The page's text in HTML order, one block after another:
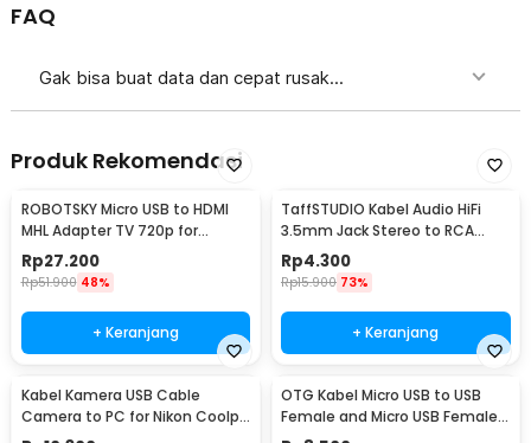
FAQ
Gak bisa buat data dan cepat rusak...
Produk Rekomendasi
ROBOTSKY Micro USB to HDMI
MHL Adapter TV 720p for
Smartphone - S2
Rp27.200
Rp51.900 48%
+ Keranjang
TaffSTUDIO Kabel Audio HiFi
3.5mm Jack Stereo to RCA
Male AUX TPE A 1M - S-PC-521
Rp4.300
Rp15.900 73%
+ Keranjang
Kabel Kamera USB Cable
Camera to PC for Nikon Coolpix
1.5 M - UC-E6
OTG Kabel Micro USB to USB
Female and Micro USB Female
18cm - A-UOY-02